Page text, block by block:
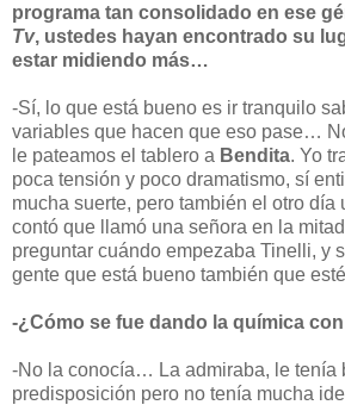
programa tan consolidado en ese
Tv, ustedes hayan encontrado su
estar midiendo más…
-Sí, lo que está bueno es ir tranquilo
variables que hacen que eso pase…
le pateamos el tablero a Bendita. Yo
poca tensión y poco dramatismo, sí
mucha suerte, pero también el otro día
contó que llamó una señora en la
preguntar cuándo empezaba Tinelli, y
gente que está bueno también que
-¿Cómo se fue dando la química
-No la conocía… La admiraba, le tenía
predisposición pero no tenía mucha